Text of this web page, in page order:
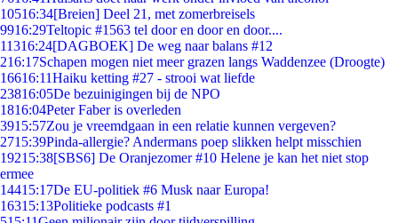
10516:34[Breien] Deel 21, met zomerbreisels
9916:29Teltopic #1563 tel door en door en door....
11316:24[DAGBOEK] De weg naar balans #12
216:17Schapen mogen niet meer grazen langs Waddenzee (Droogte)
16616:11Haiku ketting #27 - strooi wat liefde
23816:05De bezuinigingen bij de NPO
1816:04Peter Faber is overleden
3915:57Zou je vreemdgaan in een relatie kunnen vergeven?
2715:39Pinda-allergie? Andermans poep slikken helpt misschien
19215:38[SBS6] De Oranjezomer #10 Helene je kan het niet stop
ermee
14415:17De EU-politiek #6 Musk naar Europa!
16315:13Politieke podcasts #1